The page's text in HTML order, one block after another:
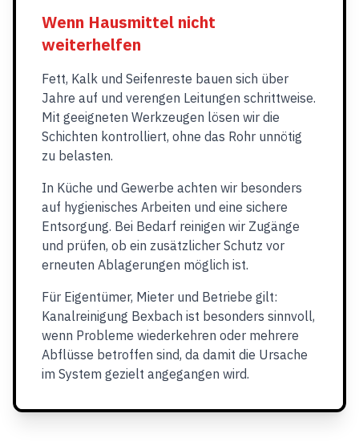
Wenn Hausmittel nicht
weiterhelfen
Fett, Kalk und Seifenreste bauen sich über
Jahre auf und verengen Leitungen schrittweise.
Mit geeigneten Werkzeugen lösen wir die
Schichten kontrolliert, ohne das Rohr unnötig
zu belasten.
In Küche und Gewerbe achten wir besonders
auf hygienisches Arbeiten und eine sichere
Entsorgung. Bei Bedarf reinigen wir Zugänge
und prüfen, ob ein zusätzlicher Schutz vor
erneuten Ablagerungen möglich ist.
Für Eigentümer, Mieter und Betriebe gilt:
Kanalreinigung Bexbach ist besonders sinnvoll,
wenn Probleme wiederkehren oder mehrere
Abflüsse betroffen sind, da damit die Ursache
im System gezielt angegangen wird.